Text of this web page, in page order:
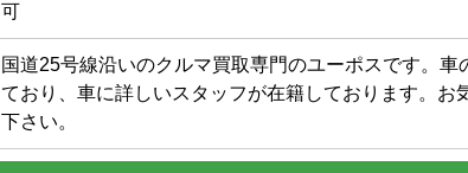
可
国道25号線沿いのクルマ買取専門のユーポスです。車
ており、車に詳しいスタッフが在籍しております。お
下さい。